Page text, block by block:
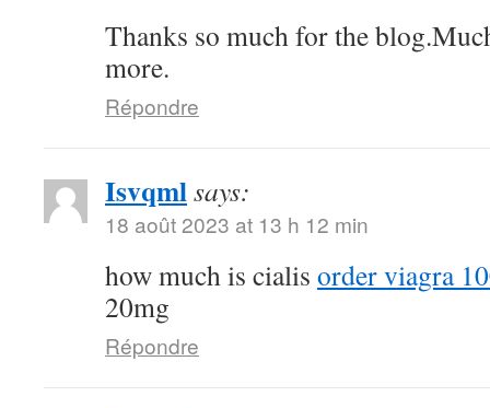
Thanks so much for the
more.
Répondre
Isvqmlsays:
18 août 2023 at 13 h 12 min
how much is cialis order viagra
20mg
Répondre